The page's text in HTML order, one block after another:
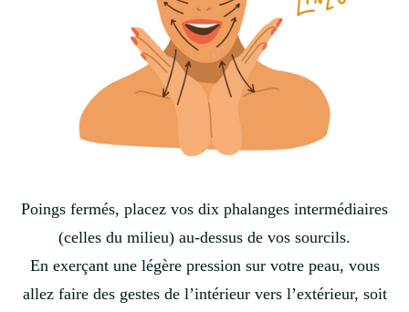
Poings fermés, placez vos dix phalanges intermédiaires
(celles du milieu) au-dessus de vos sourcils.
En exerçant une légère pression sur votre peau, vous
allez faire des gestes de l’intérieur vers l’extérieur, soit